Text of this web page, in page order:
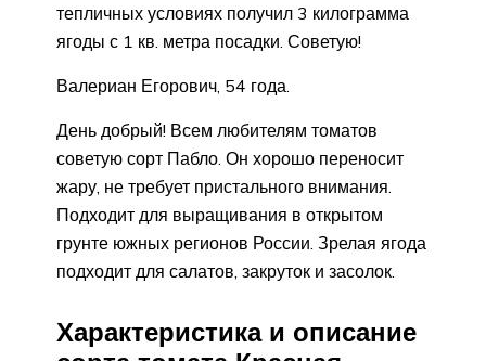
тепличных условиях получил 3 килограмма
ягоды с 1 кв. метра посадки. Советую!
Валериан Егорович, 54 года.
День добрый! Всем любителям томатов
советую сорт Пабло. Он хорошо переносит
жару, не требует пристального внимания.
Подходит для выращивания в открытом
грунте южных регионов России. Зрелая ягода
подходит для салатов, закруток и засолок.
Характеристика и описание